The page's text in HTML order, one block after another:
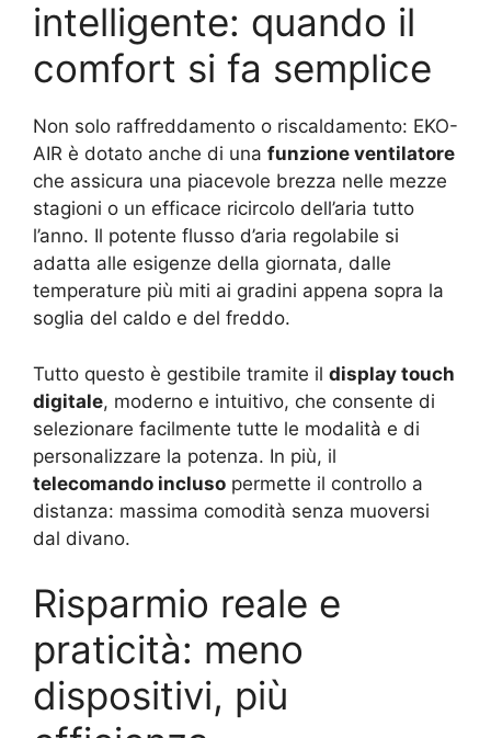
intelligente: quando il
comfort si fa semplice
Non solo raffreddamento o riscaldamento: EKO-
AIR è dotato anche di una funzione ventilatore
che assicura una piacevole brezza nelle mezze
stagioni o un efficace ricircolo dell’aria tutto
l’anno. Il potente flusso d’aria regolabile si
adatta alle esigenze della giornata, dalle
temperature più miti ai gradini appena sopra la
soglia del caldo e del freddo.
Tutto questo è gestibile tramite il display touch
digitale, moderno e intuitivo, che consente di
selezionare facilmente tutte le modalità e di
personalizzare la potenza. In più, il
telecomando incluso permette il controllo a
distanza: massima comodità senza muoversi
dal divano.
Risparmio reale e
praticità: meno
dispositivi, più